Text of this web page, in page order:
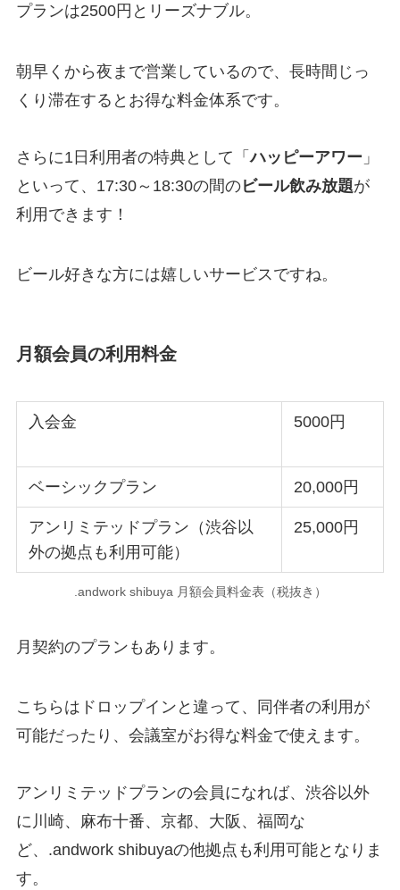
プランは2500円とリーズナブル。
朝早くから夜まで営業しているので、長時間じっ
くり滞在するとお得な料金体系です。
さらに1日利用者の特典として「ハッピーアワー 」
といって、17:30～18:30の間のビール飲み放題が
利用できます！
ビール好きな方には嬉しいサービスですね。
月額会員の利用料金
入会金 5000円
ベーシックプラン 20,000円
アンリミテッドプラン（渋谷以
外の拠点も利用可能）
25,000円
.andwork shibuya 月額会員料金表（税抜き）
月契約のプランもあります。
こちらはドロップインと違って、同伴者の利用が
可能だったり、会議室がお得な料金で使えます。
アンリミテッドプランの会員になれば、渋谷以外
に川崎、麻布十番、京都、大阪、福岡な
ど、.andwork shibuyaの他拠点も利用可能となりま
す。